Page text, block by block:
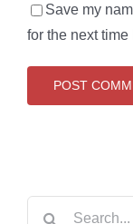
Save my
for the next time